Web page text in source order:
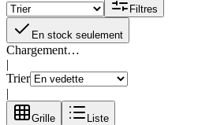
Filtres
En stock seulement
Chargement…
|
Trier
|
Grille Liste